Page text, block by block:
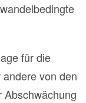
für die
von den
Abschwächung